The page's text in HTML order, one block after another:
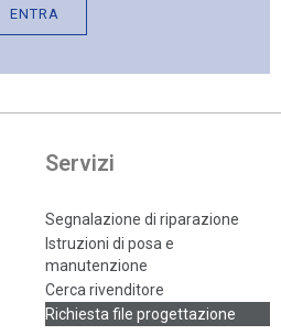
ENTRA
Servizi
Segnalazione di riparazione
Istruzioni di posa e
manutenzione
Cerca rivenditore
Richiesta file progettazione